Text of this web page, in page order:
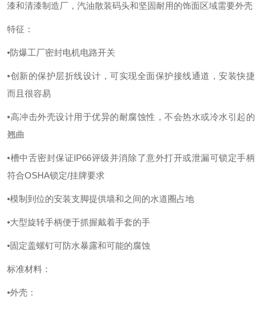
漆和清漆制造厂，汽油散装码头和坚固耐用的饰面区域需要外壳
特征：
•防爆工厂密封电机电路开关
•创新的保护层折线设计，可实现全面保护接线通道，安装快捷
而且很容易
•高冲击外壳设计用于优异的耐腐蚀性，不会热水或冷水引起的
翘曲
•槽中舌密封保证IP66评级并消除了意外打开或泄漏可锁定手柄
符合OSHA锁定/挂牌要求
•模制到位的安装支脚提供墙和之间的水道圈占地
•大型旋转手柄便于抓握戴着手套的手
•固定盖螺钉可防水暴露和可能的腐蚀
标准材料：
•外壳：